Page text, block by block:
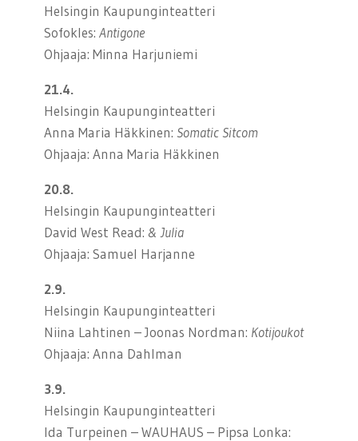
Helsingin Kaupunginteatteri
Sofokles: Antigone
Ohjaaja: Minna Harjuniemi
21.4.
Helsingin Kaupunginteatteri
Anna Maria Häkkinen: Somatic Sitcom
Ohjaaja: Anna Maria Häkkinen
20.8.
Helsingin Kaupunginteatteri
David West Read: & Julia
Ohjaaja: Samuel Harjanne
2.9.
Helsingin Kaupunginteatteri
Niina Lahtinen – Joonas Nordman: Kotijoukot
Ohjaaja: Anna Dahlman
3.9.
Helsingin Kaupunginteatteri
Ida Turpeinen – WAUHAUS – Pipsa Lonka: